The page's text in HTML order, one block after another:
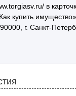
в
купить
г. Санкт-